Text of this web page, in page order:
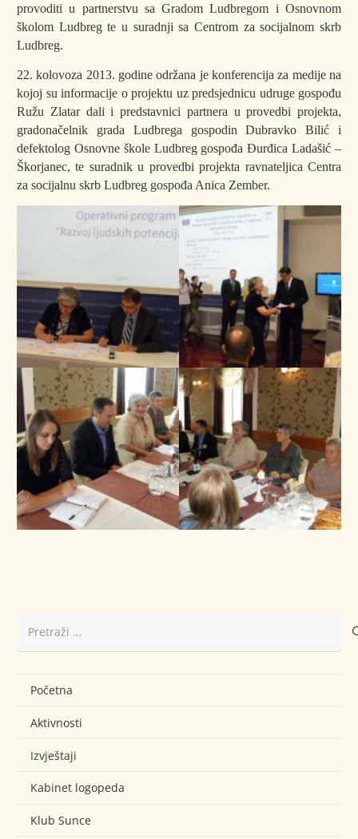
provoditi u partnerstvu sa Gradom Ludbregom i Osnovnom
školom Ludbreg te u suradnji sa Centrom za socijalnom skrb
Ludbreg.
22. kolovoza 2013. godine održana je konferencija za medije na
kojoj su informacije o projektu uz predsjednicu udruge gospođu
Ružu Zlatar dali i predstavnici partnera u provedbi projekta,
gradonačelnik grada Ludbrega gospodin Dubravko Bilić i
defektolog Osnovne škole Ludbreg gospođa Đurđica Ladašić –
Škorjanec, te suradnik u provedbi projekta ravnateljica Centra
za socijalnu skrb Ludbreg gospođa Anica Zember.
Početna
Aktivnosti
Izvještaji
Kabinet logopeda
Klub Sunce